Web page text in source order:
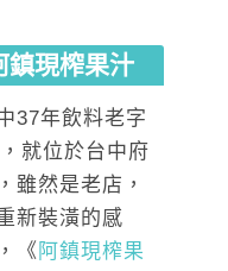
鎮現榨果汁
37年飲料老字
就位於台中府
雖然是老店，
新裝潢的感
《 阿鎮現榨果